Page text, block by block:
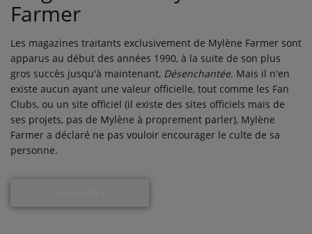
Farmer
Les magazines traitants exclusivement de Mylène Farmer sont
apparus au début des années 1990, à la suite de son plus
gros succès jusqu'à maintenant, Désenchantée. Mais il n'en
existe aucun ayant une valeur officielle, tout comme les Fan
Clubs, ou un site officiel (il existe des sites officiels mais de
ses projets, pas de Mylène à proprement parler), Mylène
Farmer a déclaré ne pas vouloir encourager le culte de sa
personne.